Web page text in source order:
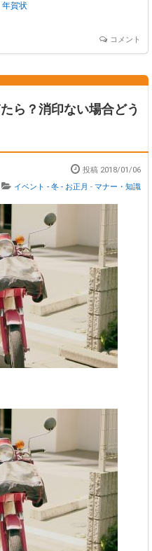
年賀状
コメント
ら？消印ない場合どう
投稿 2018/01/06
イベント - 冬 - お正月 - マナー・知識